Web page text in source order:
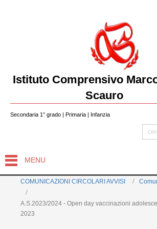
Istituto Comprensivo
Scauro
Secondaria 1° grado | Primaria | Infanzia
MENU
COMUNICAZIONI CIRCOLARI AVVISI
A.S.2023/2024 - Open day vaccinazioni
2023